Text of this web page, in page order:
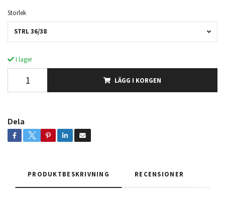
Storlek
STRL 36/38
I lager
LÄGG I KORGEN
Dela
PRODUKTBESKRIVNING RECENSIONER